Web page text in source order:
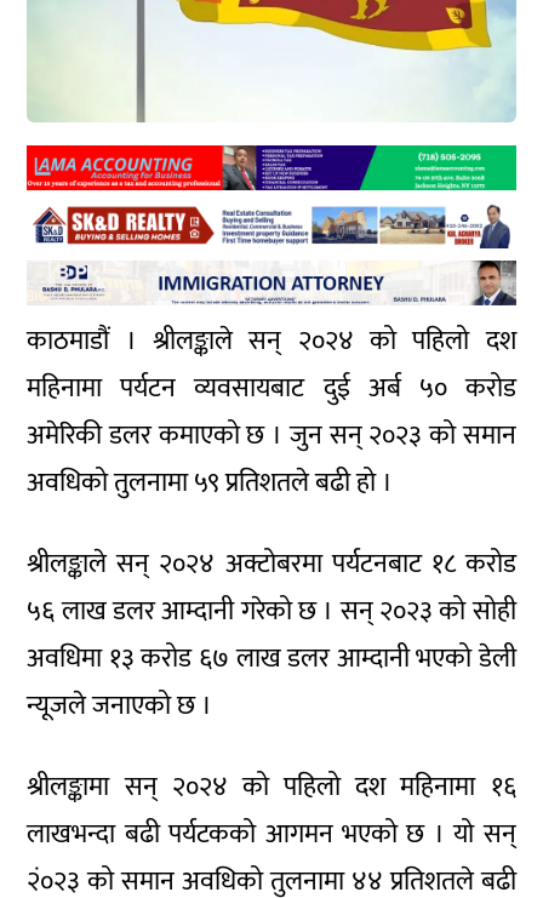
काठमाडौं । श्रीलङ्काले सन् २०२४ को पहिलो दश
महिनामा पर्यटन व्यवसायबाट दुई अर्ब ५० करोड
अमेरिकी डलर कमाएको छ । जुन सन् २०२३ को समान
अवधिको तुलनामा ५९ प्रतिशतले बढी हो ।
श्रीलङ्काले सन् २०२४ अक्टोबरमा पर्यटनबाट १८ करोड
५६ लाख डलर आम्दानी गरेको छ । सन् २०२३ को सोही
अवधिमा १३ करोड ६७ लाख डलर आम्दानी भएको डेली
न्यूजले जनाएको छ ।
श्रीलङ्कामा सन् २०२४ को पहिलो दश महिनामा १६
लाखभन्दा बढी पर्यटकको आगमन भएको छ । यो सन्
२ं०२३ को समान अवधिको तुलनामा ४४ प्रतिशतले बढी